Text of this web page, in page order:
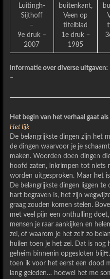
Luitingh-
Sijthoff
–
9e druk –
2007
buitenkant,
Veen op
titelblad
1e druk –
1985
Informatie over diverse uitgaven:
–
Het begin van het verhaal gaat
Het lijk
De belangrijkste dingen zijn het
de dingen waarvoor je je
maken. Woorden doen dingen
hoofd zaten, inkrimpen tot niets
worden uitgesproken. Maar het
De belangrijkste dingen liggen
hart begraven is, het zijn
graag zouden komen stelen.
met veel pijn een onthulling
mensen je raar aankijken en
zei, of waarom je het zelf zo
huilen toen je het zei. Dat is nog
geheim binnenin opgesloten
toen ik voor het eerst een dood
lang geleden… hoewel het me